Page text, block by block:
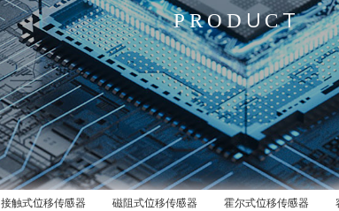
PRODUCT
接触式位移传感器 磁阻式位移传感器 霍尔式位移传感器